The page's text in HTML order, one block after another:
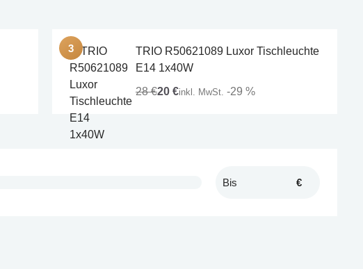
TRIO R50621089 Luxor Tischleuchte
E14 1x40W
28 €20 €inkl. MwSt. -29 %
€